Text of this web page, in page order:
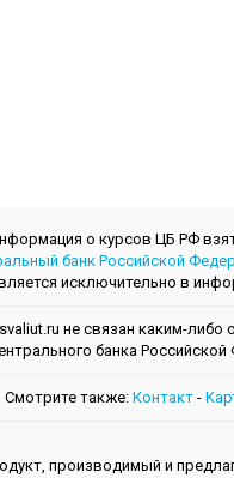
о курсов ЦБ РФ
банк Российской
исключительно в
не связан каким-либо
банкa Российской
Смотрите также: Контакт -
производимый и